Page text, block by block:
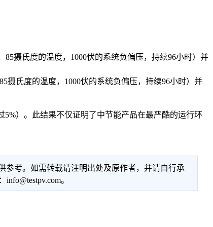
摄氏度的温度，1000伏的系统负偏压，持续96小时）并
氏度的温度，1000伏的系统负偏压，持续96小时）并
）。此结果不仅证明了中节能产品在最严酷的运行环
参考。如需转载请注明出处及原作者，并请自行承
。